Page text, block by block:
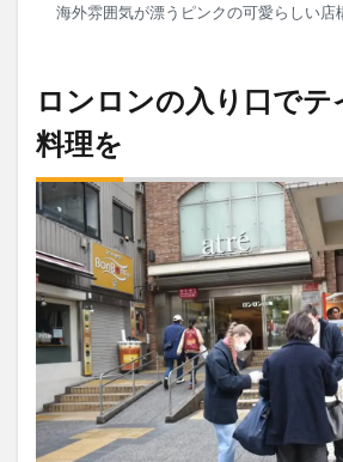
海外雰囲気が漂うピンクの可愛らしい店
ロンロンの入り口でテ
料理を